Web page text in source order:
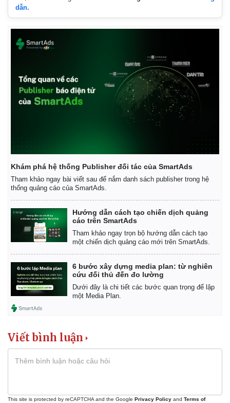
dẫn.
Khám phá hệ thống Publisher đối tác của SmartAds
Tham khảo ngay bài viết sau để nắm danh sách publisher trong hệ
thống quảng cáo của SmartAds.
Hướng dẫn cách tạo chiến dịch quảng
cáo trên SmartAds
Tham khảo ngay trọn bộ hướng dẫn cách tạo
một chiến dịch quảng cáo mới trên SmartAds.
6 bước xây dựng media plan: từ nghiên
cứu đối thủ đến đo lường
Dưới đây là chi tiết các bước quan trọng để lập
một Media Plan.
Viết bình luận
This site is protected by reCAPTCHA and the Google Privacy Policy and Terms of